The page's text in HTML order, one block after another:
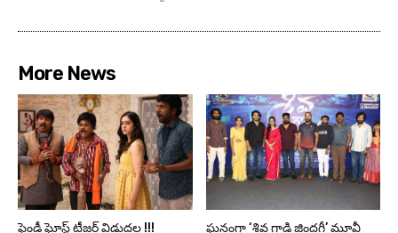
More News
ఫ్రెండ్లీ ఘోస్ట్ టీజర్ విడుదల !!!
ఘనంగా ‘శివ గాడి జింద‌గీ’ మూవీ